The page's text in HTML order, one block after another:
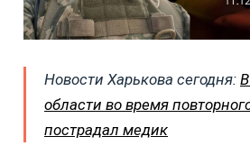
Новости Харькова сегодня:
области во время
пострадал медик